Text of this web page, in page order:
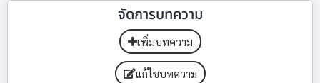
จัดการบทความ
เพิ่มบทความ
แก้ไขบทความ